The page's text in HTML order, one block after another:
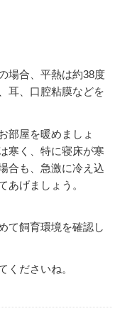
場合、平熱は約38度
耳、口腔粘膜などを
部屋を暖めましょ
寒く、特に寝床が寒
合も、急激に冷え込
あげましょう。
て飼育環境を確認し
くださいね。